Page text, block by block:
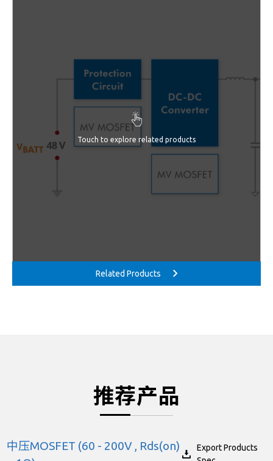
Touch to explore related products
推荐产品
中压MOSFET (60 - 200V , Rds(on)
Export Products